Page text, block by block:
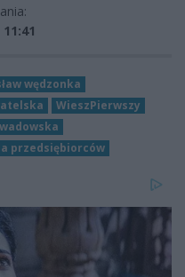
wędzonka
WieszPierwszy
przedsiębiorców